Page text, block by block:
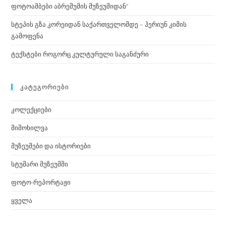
ფოტოამბები აბრეშუმის მუზეუმიდან”
სტეპის გზა კორეიდან საქართველომდე – ჰერიუნ კიმის
გამოფენა
ტექსტები როგორც კულტურული საგანძური
ᲙᲐᲢᲔᲒᲝᲠᲘᲔᲑᲘ
კოლექციები
მიმოხილვა
მუზეუმები და ისტორიები
სტუმარი მუზეუმში
ფოტო-რეპორტაჟი
ყველა